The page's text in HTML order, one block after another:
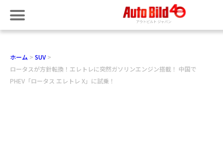
ホーム
SUV
ロータスが方針転換！エレトレに突然ガソリンエンジン搭載！ 中国で
PHEV「ロータス エレトレ X」に試乗！